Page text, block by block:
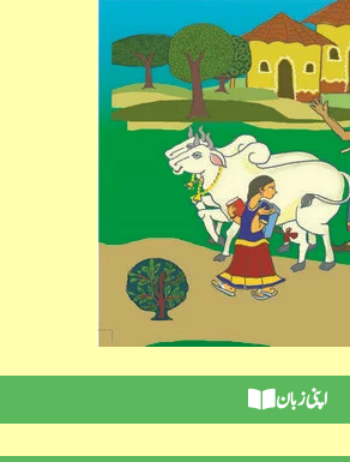
اپنی زبان